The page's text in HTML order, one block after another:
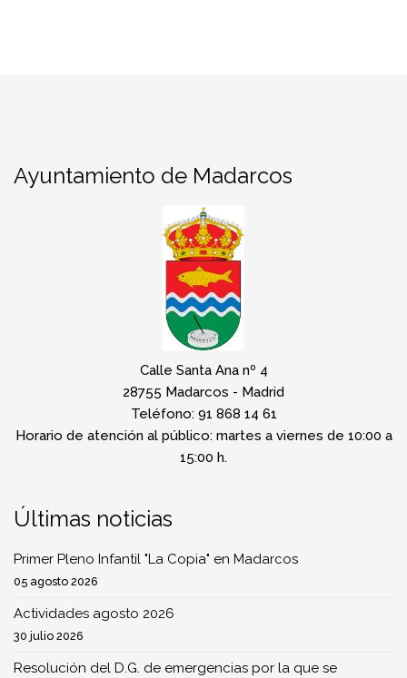
Ayuntamiento de Madarcos
Calle Santa Ana nº 4
28755 Madarcos - Madrid
Teléfono: 91 868 14 61
Horario de atención al público: martes a viernes de 10:00 a
15:00 h.
Últimas noticias
Primer Pleno Infantil "La Copia" en Madarcos
05 agosto 2026
Actividades agosto 2026
30 julio 2026
Resolución del D.G. de emergencias por la que se